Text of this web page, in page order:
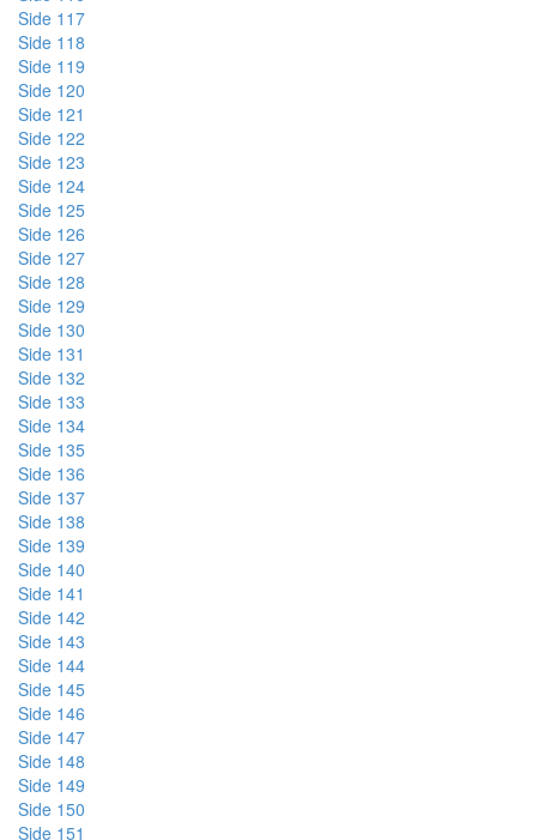
Side 117
Side 118
Side 119
Side 120
Side 121
Side 122
Side 123
Side 124
Side 125
Side 126
Side 127
Side 128
Side 129
Side 130
Side 131
Side 132
Side 133
Side 134
Side 135
Side 136
Side 137
Side 138
Side 139
Side 140
Side 141
Side 142
Side 143
Side 144
Side 145
Side 146
Side 147
Side 148
Side 149
Side 150
Side 151